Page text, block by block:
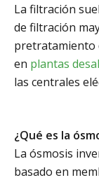
La filtración
de filtración
pretratamiento
en plantas
las centrales
¿Qué es la
La ósmosis
basado en